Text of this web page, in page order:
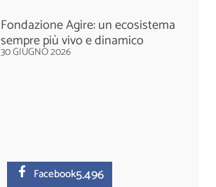
Fondazione Agire: un ecosistema
sempre più vivo e dinamico
30 GIUGNO 2026
Facebook5.496